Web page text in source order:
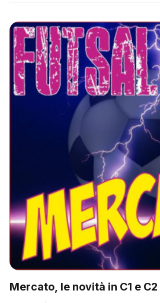
Mercato, le novità in C1 e C2